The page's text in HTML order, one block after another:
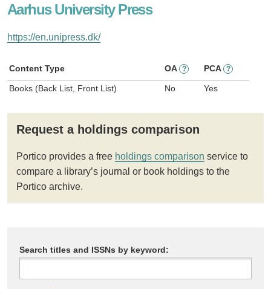
Aarhus University Press
https://en.unipress.dk/
Content Type OA ? PCA ?
Books (Back List, Front List) No Yes
Request a holdings comparison
Portico provides a free holdings comparison service to
compare a library’s journal or book holdings to the
Portico archive.
Search titles and ISSNs by keyword: